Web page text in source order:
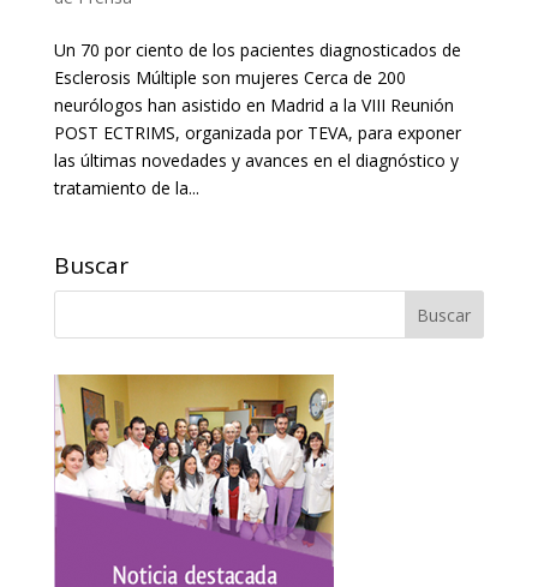
Un 70 por ciento de los pacientes diagnosticados de
Esclerosis Múltiple son mujeres Cerca de 200
neurólogos han asistido en Madrid a la VIII Reunión
POST ECTRIMS, organizada por TEVA, para exponer
las últimas novedades y avances en el diagnóstico y
tratamiento de la...
Buscar